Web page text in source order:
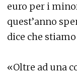
euro per i
quest’anno
dice che
«Oltre ad una